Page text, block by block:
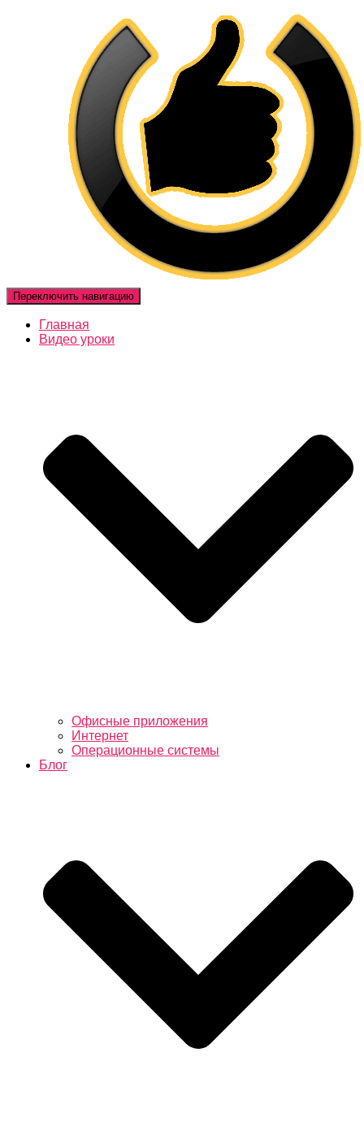
Переключить навигацию
Главная
Видео уроки
Офисные приложения
Интернет
Операционные системы
Блог